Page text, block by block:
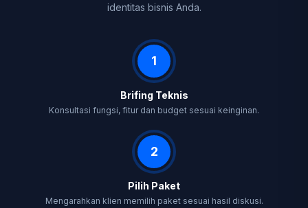
identitas bisnis Anda.
1
Brifing Teknis
Konsultasi fungsi, fitur dan budget sesuai keinginan.
2
Pilih Paket
Mengarahkan klien memilih paket sesuai hasil diskusi.